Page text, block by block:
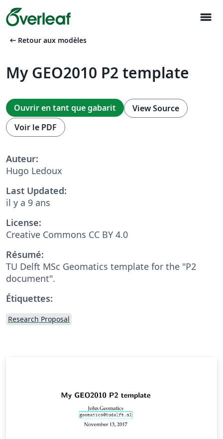
menu
arrow_left_alt Retour aux modèles
My GEO2010 P2 template
Ouvrir en tant que gabarit
View Source
Voir le PDF
Auteur:
Hugo Ledoux
Last Updated:
il y a 9 ans
License:
Creative Commons CC BY 4.0
Résumé:
TU Delft MSc Geomatics template for the "P2
document".
Étiquettes:
Research Proposal